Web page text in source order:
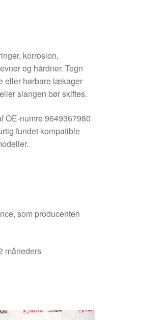
korrosion,
og hårdner. Tegn
eller hørbare lækager
slangen bør skiftes.
OE-numre 9649367980
fundet kompatible
som producenten
måneders